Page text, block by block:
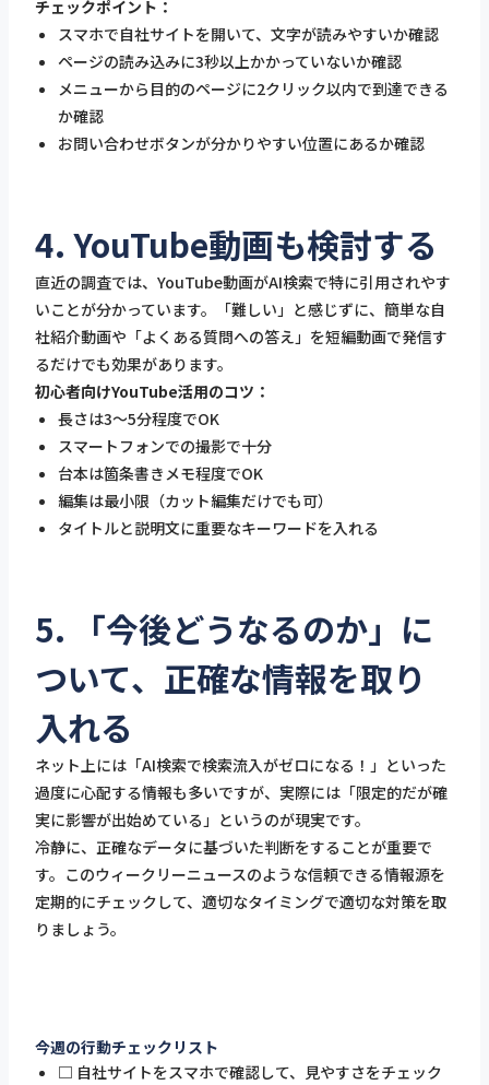
チェックポイント：
スマホで自社サイトを開いて、文字が読みやすいか確認
ページの読み込みに3秒以上かかっていないか確認
メニューから目的のページに2クリック以内で到達できる
か確認
お問い合わせボタンが分かりやすい位置にあるか確認
4. YouTube動画も検討する
直近の調査では、YouTube動画がAI検索で特に引用されやす
いことが分かっています。「難しい」と感じずに、簡単な自
社紹介動画や「よくある質問への答え」を短編動画で発信す
るだけでも効果があります。
初心者向けYouTube活用のコツ：
長さは3〜5分程度でOK
スマートフォンでの撮影で十分
台本は箇条書きメモ程度でOK
編集は最小限（カット編集だけでも可）
タイトルと説明文に重要なキーワードを入れる
5. 「今後どうなるのか」に
ついて、正確な情報を取り
入れる
ネット上には「AI検索で検索流入がゼロになる！」といった
過度に心配する情報も多いですが、実際には「限定的だが確
実に影響が出始めている」というのが現実です。
冷静に、正確なデータに基づいた判断をすることが重要で
す。このウィークリーニュースのような信頼できる情報源を
定期的にチェックして、適切なタイミングで適切な対策を取
りましょう。
今週の行動チェックリスト
□ 自社サイトをスマホで確認して、見やすさをチェック